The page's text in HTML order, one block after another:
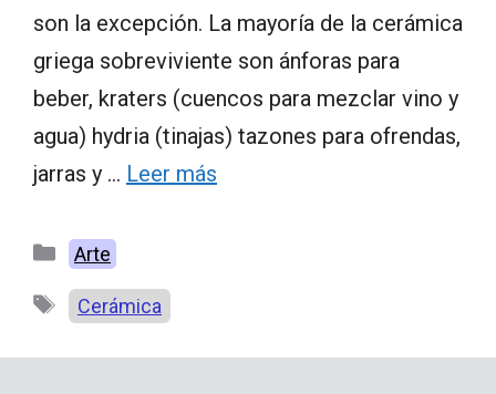
son la excepción. La mayoría de la cerámica
griega sobreviviente son ánforas para
beber, kraters (cuencos para mezclar vino y
agua) hydria (tinajas) tazones para ofrendas,
jarras y … Leer más
Categorías
Arte
Etiquetas
Cerámica